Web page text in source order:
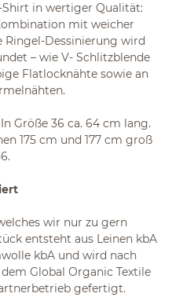
in wertiger Qualität:
mit weicher
Ringel-Dessinierung wird
– wie V- Schlitzblende
Flatlocknähte sowie an
Größe 36 ca. 64 cm lang.
175 cm und 177 cm groß
wir nur zu gern
entsteht aus Leinen kbA
kbA und wird nach
Global Organic Textile
gefertigt.